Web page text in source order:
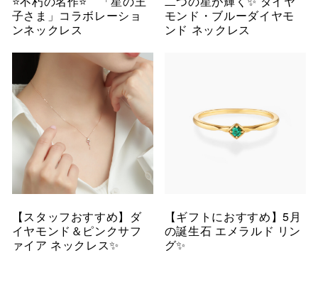
子さま」コラボレーショ
ンネックレス
モンド・ブルーダイヤモ
ンド ネックレス
【スタッフおすすめ】ダ
イヤモンド＆ピンクサフ
ァイア ネックレス✨
【ギフトにおすすめ】5月
の誕生石 エメラルド リン
グ✨